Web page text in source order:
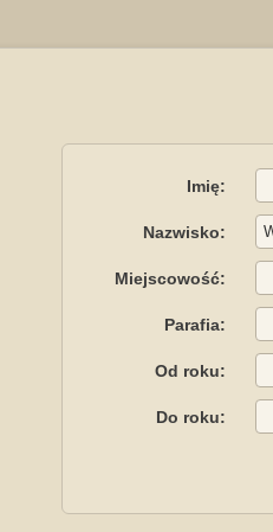
Imię:
Nazwisko:
Miejscowość:
Parafia:
Od roku:
Do roku: